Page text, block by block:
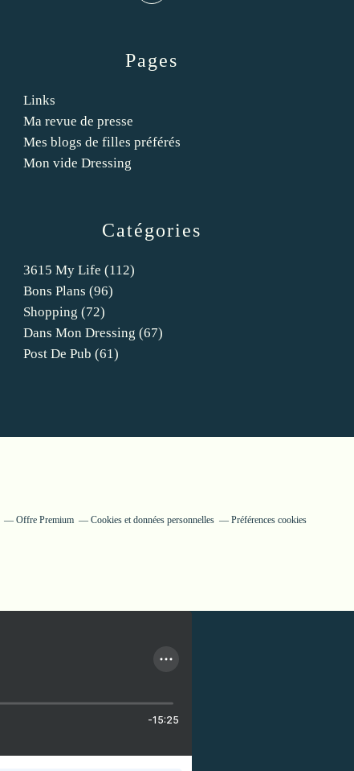
Catégories
3615 My Life (112)
Bons Plans (96)
Shopping (72)
Dans Mon Dressing (67)
Post De Pub (61)
Pages
Links
Ma revue de presse
Mes blogs de filles préférés
Mon vide Dressing
Offre Premium Cookies et données personnelles Préférences cookies
-15:25